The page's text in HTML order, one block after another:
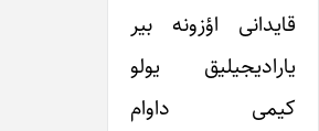
قایدانی اؤزونه بیر
یارادیجیلیق یولو
کیمی داوام